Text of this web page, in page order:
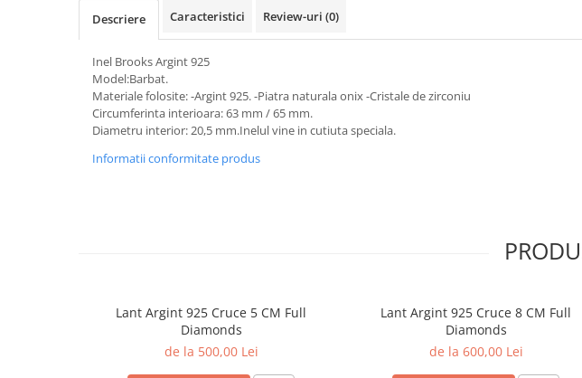
Descriere Caracteristici Review-uri (0)
Inel Brooks Argint 925
Model:Barbat.
Materiale folosite: -Argint 925. -Piatra naturala onix -Cristale de zirconiu
Circumferinta interioara: 63 mm / 65 mm.
Diametru interior: 20,5 mm.Inelul vine in cutiuta speciala.
Informatii conformitate produs
Lant Argint 925 Cruce 5 CM Full
Diamonds
de la 500,00 Lei
Lant Argint 925 Cruce 8 CM Full
Diamonds
de la 600,00 Lei